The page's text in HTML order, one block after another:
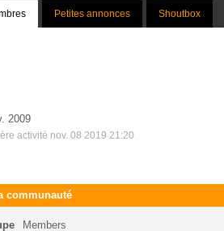
Petites annonces Shoutbox
2009
activité nov. 08 2019 21:20
communauté
Members